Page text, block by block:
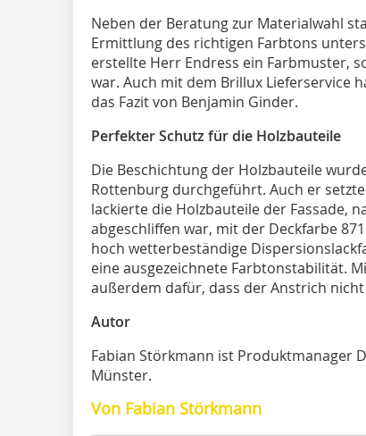
Neben der Beratung zur Materialwahl
Ermittlung des richtigen Farbtons
erstellte Herr Endress ein Farbmuster,
war. Auch mit dem Brillux Lieferservice
das Fazit von Benjamin Ginder.
Perfekter Schutz für die Holzbauteile
Die Beschichtung der Holzbauteile
Rottenburg durchgeführt. Auch er
lackierte die Holzbauteile der Fassade,
abgeschliffen war, mit der Deckfarbe
hoch wetterbeständige
eine ausgezeichnete Farbtonstabilität.
außerdem dafür, dass der Anstrich
Autor
Fabian Störkmann ist Produktmanager
Münster.
Von Fabian Störkmann